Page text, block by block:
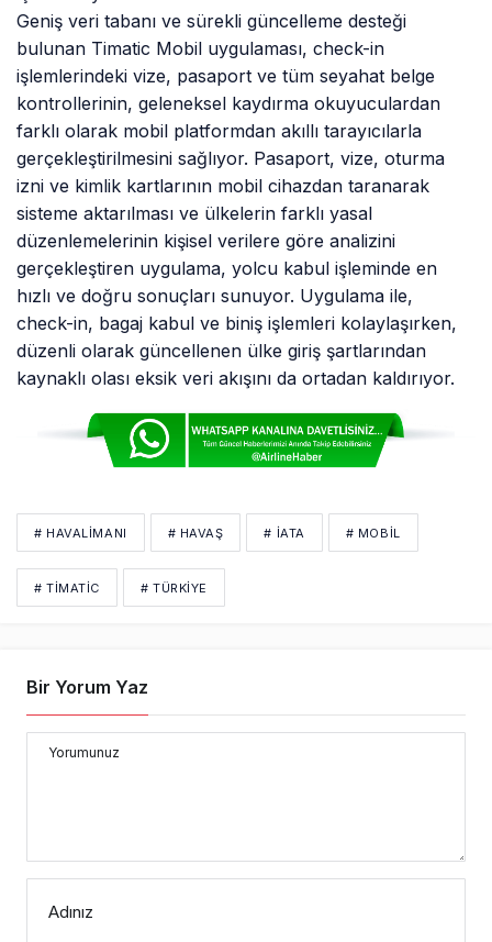
Geniş veri tabanı ve sürekli güncelleme desteği
bulunan Timatic Mobil uygulaması, check-in
işlemlerindeki vize, pasaport ve tüm seyahat belge
kontrollerinin, geleneksel kaydırma okuyuculardan
farklı olarak mobil platformdan akıllı tarayıcılarla
gerçekleştirilmesini sağlıyor. Pasaport, vize, oturma
izni ve kimlik kartlarının mobil cihazdan taranarak
sisteme aktarılması ve ülkelerin farklı yasal
düzenlemelerinin kişisel verilere göre analizini
gerçekleştiren uygulama, yolcu kabul işleminde en
hızlı ve doğru sonuçları sunuyor. Uygulama ile,
check-in, bagaj kabul ve biniş işlemleri kolaylaşırken,
düzenli olarak güncellenen ülke giriş şartlarından
kaynaklı olası eksik veri akışını da ortadan kaldırıyor.
# HAVALİMANI # HAVAŞ # IATA # MOBIL
# TIMATIC # TÜRKIYE
Bir Yorum Yaz
Yorumunuz
Adınız